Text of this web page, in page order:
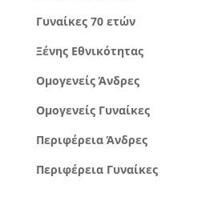
Γυναίκες 70 ετών
Ξένης Εθνικότητας
Ομογενείς Άνδρες
Ομογενείς Γυναίκες
Περιφέρεια Άνδρες
Περιφέρεια Γυναίκες